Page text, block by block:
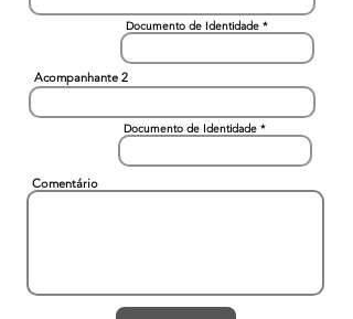
Documento de Identidade
Acompanhante 2
Documento de Identidade
Comentário